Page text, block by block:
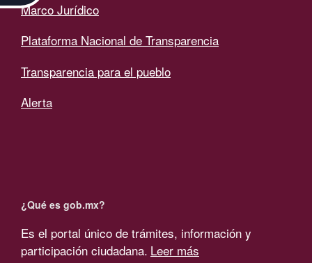
Marco Jurídico
Plataforma Nacional de Transparencia
Transparencia para el pueblo
Alerta
¿Qué es gob.mx?
Es el portal único de trámites, información y
participación ciudadana. Leer más